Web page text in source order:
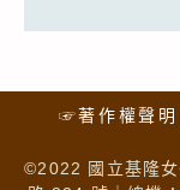
☞著作權聲明
©2022 國立基隆